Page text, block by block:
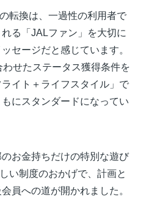
転換は、一過性の利用者で
る「JALファン」を大切に
セージだと感じています。
せたステータス獲得条件を
イト＋ライフスタイル」で
にスタンダードになってい
お金持ちだけの特別な遊び
い制度のおかげで、計画と
員への道が開かれました。